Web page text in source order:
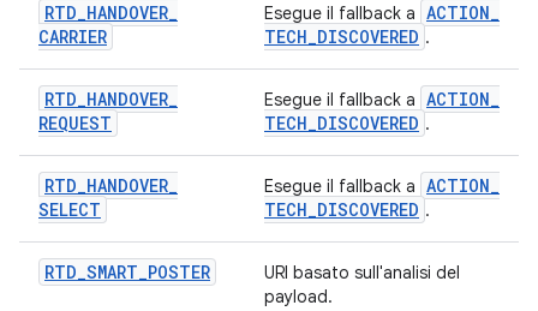
RTD_HANDOVER_
CARRIER
Esegue il fallback a ACTION_
TECH_DISCOVERED .
RTD_HANDOVER_
REQUEST
Esegue il fallback a ACTION_
TECH_DISCOVERED .
RTD_HANDOVER_
SELECT
Esegue il fallback a ACTION_
TECH_DISCOVERED .
RTD_SMART_POSTER
URI basato sull'analisi del
payload.